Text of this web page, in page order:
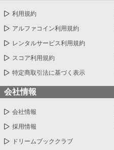
利用規約
アルファコイン利用規約
レンタルサービス利用規約
スコア利用規約
特定商取引法に基づく表示
会社情報
会社情報
採用情報
ドリームブッククラブ